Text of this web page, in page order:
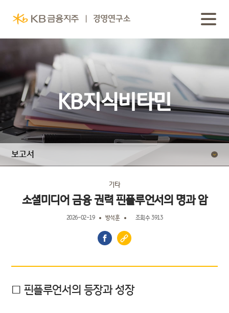
KB지식비타민
보고서
기타
소셜미디어 금융 권력 핀플루언서의 명과 암
2026-02-19 방석훈 조회수 3913
□ 핀플루언서의 등장과 성장